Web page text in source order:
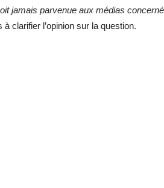
jamais parvenue aux médias
à clarifier l’opinion sur la question.